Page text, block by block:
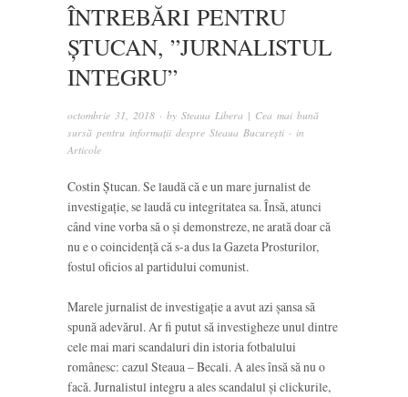
ÎNTREBĂRI PENTRU
ȘTUCAN, ”JURNALISTUL
INTEGRU”
octombrie 31, 2018 · by Steaua Libera | Cea mai bună
sursă pentru informații despre Steaua București · in
Articole
Costin Ștucan. Se laudă că e un mare jurnalist de
investigație, se laudă cu integritatea sa. Însă, atunci
când vine vorba să o și demonstreze, ne arată doar că
nu e o coincidență că s-a dus la Gazeta Prosturilor,
fostul oficios al partidului comunist.
Marele jurnalist de investigație a avut azi șansa să
spună adevărul. Ar fi putut să investigheze unul dintre
cele mai mari scandaluri din istoria fotbalului
românesc: cazul Steaua – Becali. A ales însă să nu o
facă. Jurnalistul integru a ales scandalul și clickurile,